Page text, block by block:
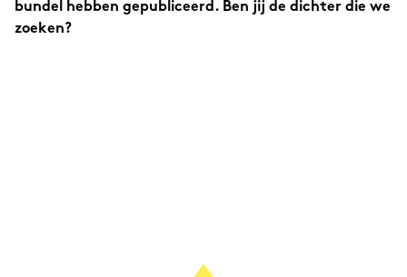
bundel hebben gepubliceerd. Ben jij de dichter die we
zoeken?